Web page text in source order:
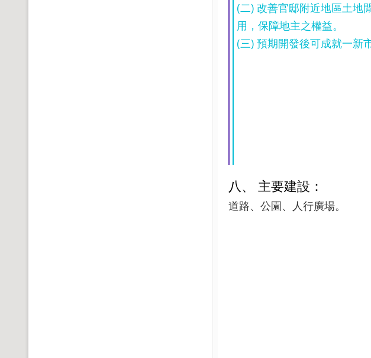
(二) 改善官邸附近地區土地
用，保障地主之權益。
(三) 預期開發後可成就一新
八、 主要建設：
道路、公園、人行廣場。